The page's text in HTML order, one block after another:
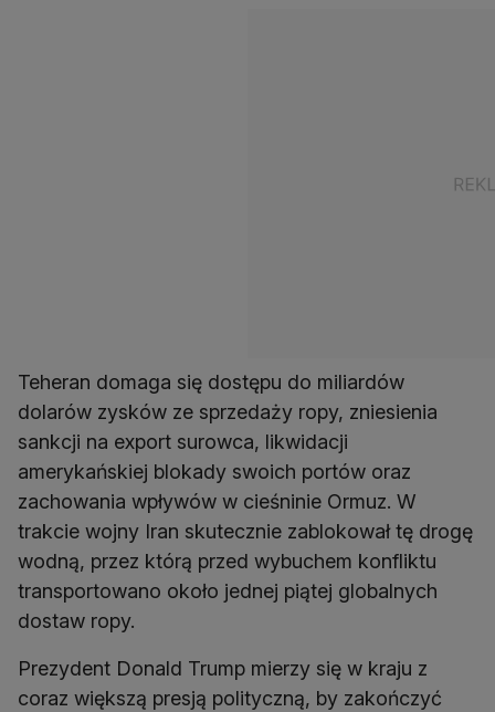
Teheran domaga się dostępu do miliardów
dolarów zysków ze sprzedaży ropy, zniesienia
sankcji na export surowca, likwidacji
amerykańskiej blokady swoich portów oraz
zachowania wpływów w cieśninie Ormuz. W
trakcie wojny Iran skutecznie zablokował tę drogę
wodną, przez którą przed wybuchem konfliktu
transportowano około jednej piątej globalnych
dostaw ropy.
Prezydent Donald Trump mierzy się w kraju z
coraz większą presją polityczną, by zakończyć